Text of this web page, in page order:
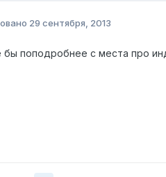
29 сентября, 2013
бы поподробнее с места про